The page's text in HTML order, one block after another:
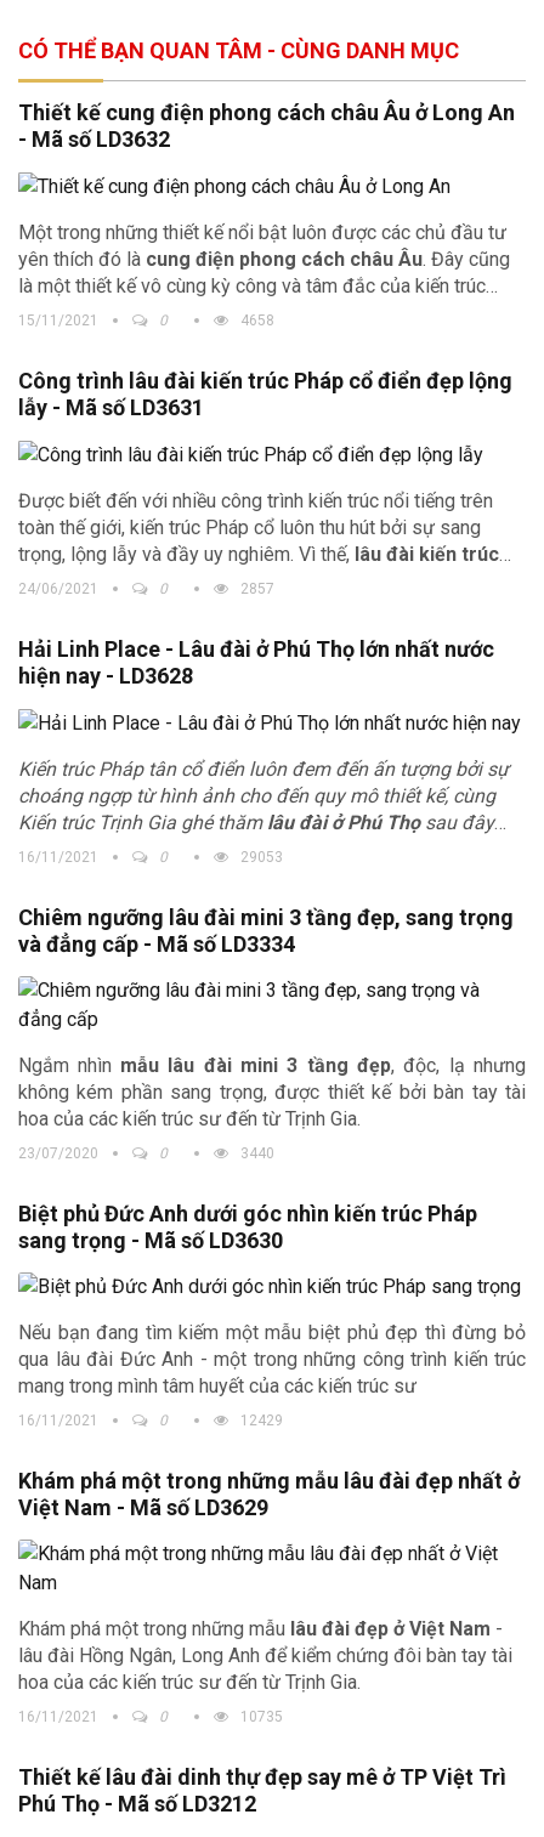
CÓ THỂ BẠN QUAN TÂM - CÙNG DANH MỤC
Thiết kế cung điện phong cách châu Âu ở Long An
- Mã số LD3632
Một trong những thiết kế nổi bật luôn được các chủ đầu tư
yên thích đó là cung điện phong cách châu Âu. Đây cũng
là một thiết kế vô cùng kỳ công và tâm đắc của kiến trúc
Trịnh Gia. Vậy hãy xem
thiết kế lâu đài
15/11/2021 0 4658
Công trình lâu đài kiến trúc Pháp cổ điển đẹp lộng
lẫy - Mã số LD3631
Được biết đến với nhiều công trình kiến trúc nổi tiếng trên
toàn thế giới, kiến trúc Pháp cổ luôn thu hút bởi sự sang
trọng, lộng lẫy và đầy uy nghiêm. Vì thế, lâu đài kiến trúc
Pháp cổ điểnđược nhiều chủ đầu tư lựa chọn để xây dựng
24/06/2021 0 2857
Hải Linh Place - Lâu đài ở Phú Thọ lớn nhất nước
hiện nay - LD3628
Kiến trúc Pháp tân cổ điển luôn đem đến ấn tượng bởi sự
choáng ngợp từ hình ảnh cho đến quy mô thiết kế, cùng
Kiến trúc Trịnh Gia ghé thăm lâu đài ở Phú Thọsau đây
chắc chắn sẽ khiến bạn cảm thấy mãn nhãn. Quy tụ tâm
tầng mái và đỉnh chóp sừng sững đứng giữa không gian
núi non rộng lớn, càng trở nên hùng vĩ và nổi bật hơn cả.
16/11/2021 0 29053
Chiêm ngưỡng lâu đài mini 3 tầng đẹp, sang trọng
và đẳng cấp - Mã số LD3334
Ngắm nhìn mẫu lâu đài mini 3 tầng đẹp, độc, lạ nhưng
không kém phần sang trọng, được thiết kế bởi bàn tay tài
hoa của các kiến trúc sư đến từ Trịnh Gia.
23/07/2020 0 3440
Biệt phủ Đức Anh dưới góc nhìn kiến trúc Pháp
sang trọng - Mã số LD3630
Nếu bạn đang tìm kiếm một mẫu biệt phủ đẹp thì đừng bỏ
qua lâu đài Đức Anh - một trong những công trình kiến trúc
mang trong mình tâm huyết của các kiến trúc sư
16/11/2021 0 12429
Khám phá một trong những mẫu lâu đài đẹp nhất ở
Việt Nam - Mã số LD3629
Khám phá một trong những mẫu lâu đài đẹp ở Việt Nam -
lâu đài Hồng Ngân, Long Anh để kiểm chứng đôi bàn tay tài
hoa của các kiến trúc sư đến từ Trịnh Gia.
16/11/2021 0 10735
Thiết kế lâu đài dinh thự đẹp say mê ở TP Việt Trì
Phú Thọ - Mã số LD3212